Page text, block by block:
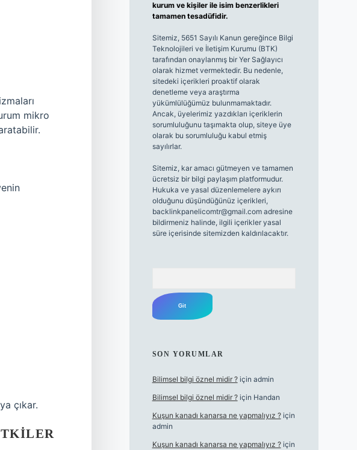
mikro
çıkar.
kurum ve kişiler ile isim benzerlikleri
tamamen tesadüfidir.
Sitemiz, 5651 Sayılı Kanun gereğince Bilgi
Teknolojileri ve İletişim Kurumu (BTK)
tarafından onaylanmış bir Yer Sağlayıcı
olarak hizmet vermektedir. Bu nedenle,
sitedeki içerikleri proaktif olarak
denetleme veya araştırma
yükümlülüğümüz bulunmamaktadır.
Ancak, üyelerimiz yazdıkları içeriklerin
sorumluluğunu taşımakta olup, siteye üye
olarak bu sorumluluğu kabul etmiş
sayılırlar.
Sitemiz, kar amacı gütmeyen ve tamamen
ücretsiz bir bilgi paylaşım platformudur.
Hukuka ve yasal düzenlemelere aykırı
olduğunu düşündüğünüz içerikleri,
backlinkpanelicomtr@gmail.comadresine
bildirmeniz halinde, ilgili içerikler yasal
süre içerisinde sitemizden kaldırılacaktır.
SON YORUMLAR
Bilimsel bilgi öznel midir ?için admin
Bilimsel bilgi öznel midir ?için Handan
Kuşun kanadı kanarsa ne yapmalıyız ?için
admin
Kuşun kanadı kanarsa ne yapmalıyız ?için